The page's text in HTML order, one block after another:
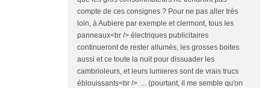
compte de ces consignes ? Pour ne pas aller trés
loin, à Aubiere par exemple et clermont, tous les
panneaux<br /> électriques publicitaires
continueront de rester allumés, les grosses boites
aussi et ce toute la nuit pour dissuader les
cambrioleurs, et leurs lumieres sont de vrais trucs
éblouissants<br /> ... (pourtant, il me semble qu'on